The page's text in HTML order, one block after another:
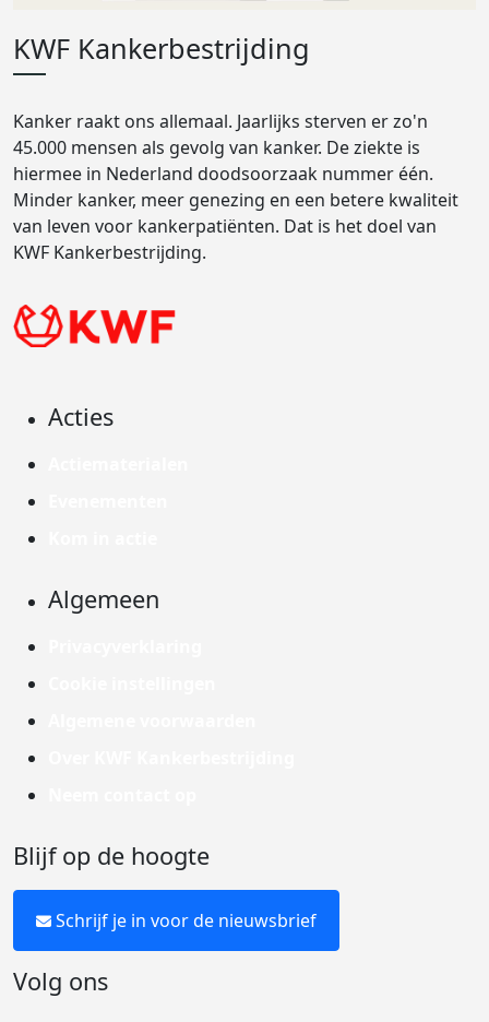
KWF Kankerbestrijding
Kanker raakt ons allemaal. Jaarlijks sterven er zo'n
45.000 mensen als gevolg van kanker. De ziekte is
hiermee in Nederland doodsoorzaak nummer één.
Minder kanker, meer genezing en een betere kwaliteit
van leven voor kankerpatiënten. Dat is het doel van
KWF Kankerbestrijding.
Acties
Algemeen
Blijf op de hoogte
Schrijf je in voor de nieuwsbrief
Volg ons